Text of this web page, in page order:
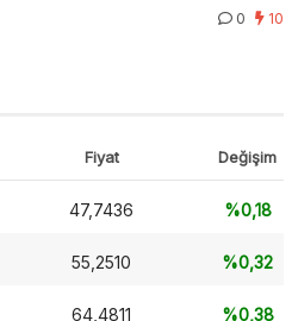
0 10
Fiyat Değişim
47,7436 %0,18
55,2510 %0,32
64,4811 %0,38